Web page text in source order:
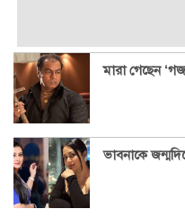
মারা গেছেন
ভাবনাকে